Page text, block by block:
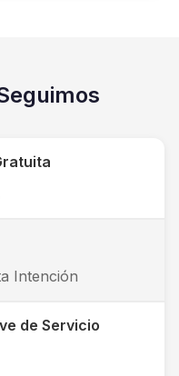
Intención
de Servicio